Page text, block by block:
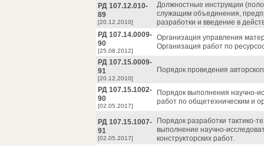
РД 107.12.010-
89
[20.12.2010]
Должностные инструкции
служащим объединения,
разработки и введение в
РД 107.14.0009-
90
[25.08.2012]
Организация управления
Организация работ по
РД 107.15.0009-
91
[20.12.2010]
Порядок проведения
РД 107.15.1002-
90
[02.05.2017]
Порядок выполнения научно-
работ по общетехническим и
РД 107.15.1007-
91
[02.05.2017]
Порядок разработки тактико-
выполнение научно-
конструкторских работ.